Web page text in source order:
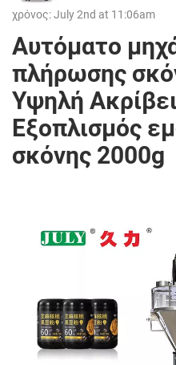
χρόνος: July 2nd at 11:06am
Αυτόματο
πλήρωσης
Υψηλή
Εξοπλισμός
σκόνης 2000g